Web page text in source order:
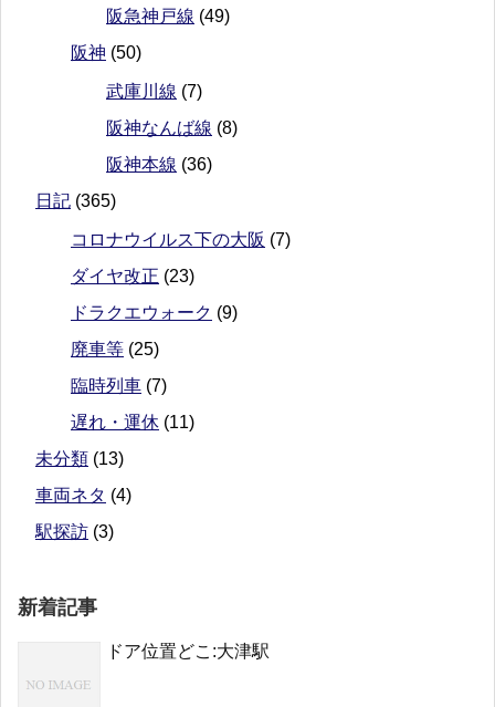
阪急神戸線 (49)
阪神 (50)
武庫川線 (7)
阪神なんば線 (8)
阪神本線 (36)
日記 (365)
コロナウイルス下の大阪 (7)
ダイヤ改正 (23)
ドラクエウォーク (9)
廃車等 (25)
臨時列車 (7)
遅れ・運休 (11)
未分類 (13)
車両ネタ (4)
駅探訪 (3)
新着記事
ドア位置どこ:大津駅